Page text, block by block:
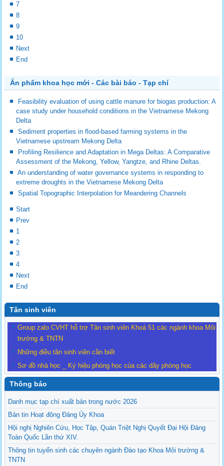
7
8
9
10
Next
End
Ấn phẩm khoa học mới - Các bài báo - Tạp chí
Feasibility evaluation of using cattle manure for biogas production: A
case study under household conditions in the Vietnamese Mekong
Delta
Sediment properties in flood-based farming systems in the
Vietnamese upstream Mekong Delta
Profiling Resilience and Adaptation in Mega Deltas: A Comparative
Assessment of the Mekong, Yellow, Yangtze, and Rhine Deltas.
An understanding of water governance systems in responding to
extreme droughts in the Vietnamese Mekong Delta
Spatial Topographic Interpolation for Meandering Channels
Start
Prev
1
2
3
4
Next
End
Tân sinh viên
Group zalo CVHT hỗ trợ Tân sinh viên Khoá 51 các ngành khoa Môi
trường & TNTN
Những điều tân sinh viên cần biết
Sơ đồ nhà học _ Ký hiệu phòng học của các dãy phòng học
Thông báo
Danh mục tạp chí xuất bản trong nước 2026
Bản tin Hoạt động Đảng Ủy Khoa
Hội nghị Nghiên Cứu, Học Tập, Quán Triệt Nghị Quyết Đại Hội Đảng
Toàn Quốc Lần thứ XIV.
Thông tin tuyển sinh các chuyên ngành Đào tạo Khoa Môi trường &
TNTN